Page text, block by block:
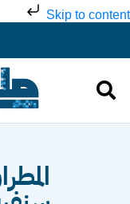
Skip to content